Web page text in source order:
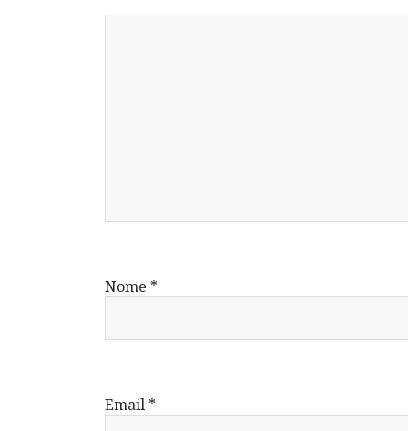
Nome *
Email *